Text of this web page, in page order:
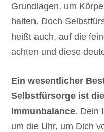
Grundlagen, um
halten. Doch
heißt auch, auf die
achten und diese
Ein wesentlicher
Selbstfürsorge ist
Immunbalance. Dein
um die Uhr, um Dich